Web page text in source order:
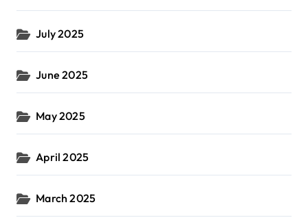
July 2025
June 2025
May 2025
April 2025
March 2025